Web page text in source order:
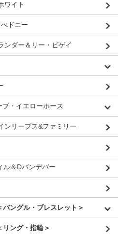
ワイト
ドニー
ンダー＆リー・ビゲイ
ブ・イエローホース
ンリーブス&ファミリー
ル＆Dバンデバー
ングル・ブレスレット＞
ング・指輪＞